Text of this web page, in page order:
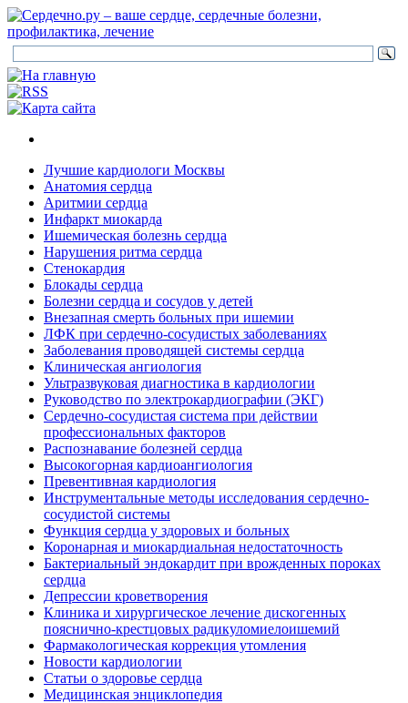
Лучшие кардиологи Москвы
Анатомия сердца
Аритмии сердца
Инфаркт миокарда
Ишемическая болезнь сердца
Нарушения ритма сердца
Стенокардия
Блокады сердца
Болезни сердца и сосудов у детей
Внезапная смерть больных при ишемии
ЛФК при сердечно-сосудистых заболеваниях
Заболевания проводящей системы сердца
Клиническая ангиология
Ультразвуковая диагностика в кардиологии
Руководство по электрокардиографии (ЭКГ)
Сердечно-сосудистая система при действии
профессиональных факторов
Распознавание болезней сердца
Высокогорная кардиоангиология
Превентивная кардиология
Инструментальные методы исследования сердечно-
сосудистой системы
Функция сердца у здоровых и больных
Коронарная и миокардиальная недостаточность
Бактериальный эндокардит при врожденных пороках
сердца
Депрессии кроветворения
Клиника и хирургическое лечение дискогенных
пояснично-крестцовых радикуломиелоишемий
Фармакологическая коррекция утомления
Новости кардиологии
Статьи о здоровье сердца
Медицинская энциклопедия